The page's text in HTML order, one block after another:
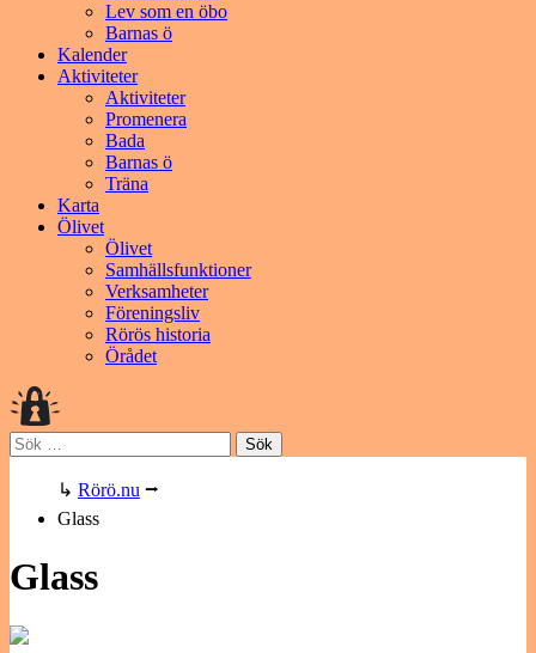
Lev som en öbo
Barnas ö
Kalender
Aktiviteter
Aktiviteter
Promenera
Bada
Barnas ö
Träna
Karta
Ölivet
Ölivet
Samhällsfunktioner
Verksamheter
Föreningsliv
Rörös historia
Örådet
Sök
efter:
↳ Rörö.nu ⭢
Glass
Glass